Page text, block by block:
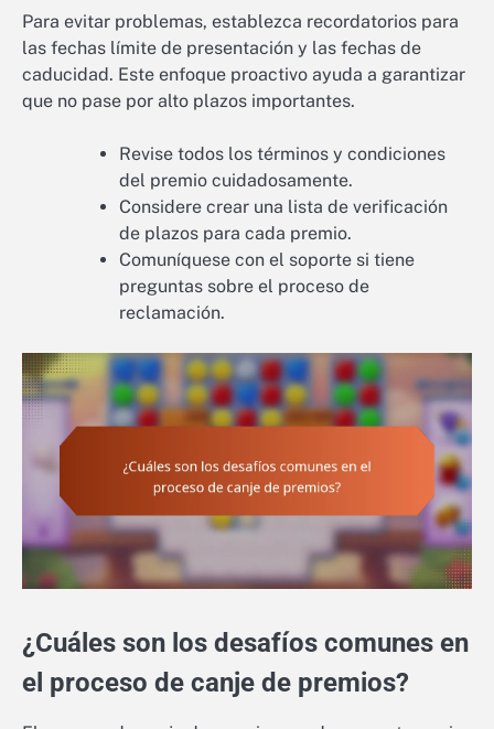
Para evitar problemas, establezca recordatorios para
las fechas límite de presentación y las fechas de
caducidad. Este enfoque proactivo ayuda a garantizar
que no pase por alto plazos importantes.
Revise todos los términos y condiciones
del premio cuidadosamente.
Considere crear una lista de verificación
de plazos para cada premio.
Comuníquese con el soporte si tiene
preguntas sobre el proceso de
reclamación.
¿Cuáles son los desafíos comunes en
el proceso de canje de premios?